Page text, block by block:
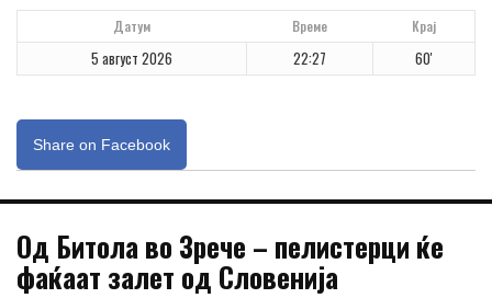
Датум Време Крај
5 август 2026 22:27 60'
Share on Facebook
Од Битола во Зрече – пелистерци ќе
фаќаат залет од Словенија